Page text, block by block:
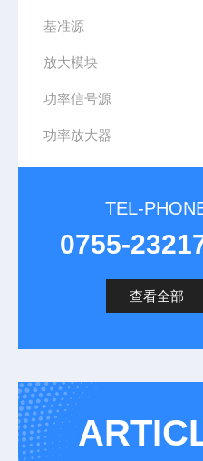
基准源
放大模块
功率信号源
功率放大器
TEL-
0755-
查看全部